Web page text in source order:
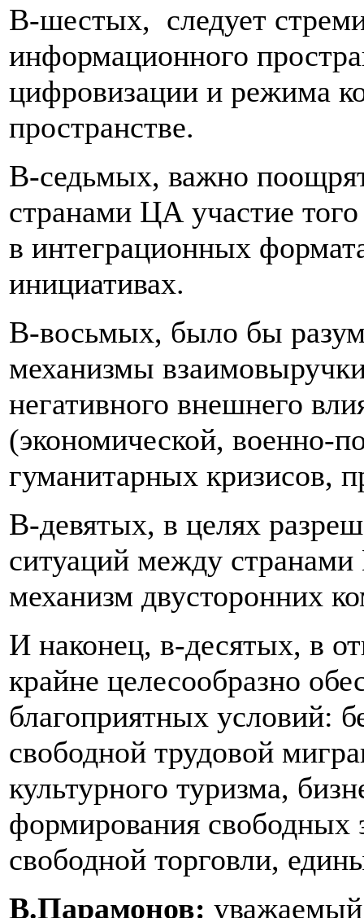
В-шестых, следует
информационного
цифровизации и режима
пространстве.
В-седьмых, важно
странами ЦА участие
в интеграционных
инициативах.
В-восьмых, было бы
механизмы
негативного внешнего
(экономической, военно-
гуманитарных кризисов,
В-девятых, в целях
ситуаций между
механизм двусторонних
И наконец, в-десятых, в
крайне целесообразно
благоприятных условий:
свободной трудовой
культурного туризма,
формирования свободных
свободной торговли,
В.Парамонов: уважаемый